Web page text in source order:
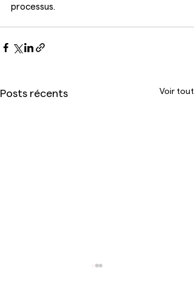
processus.
Posts récents Voir tout